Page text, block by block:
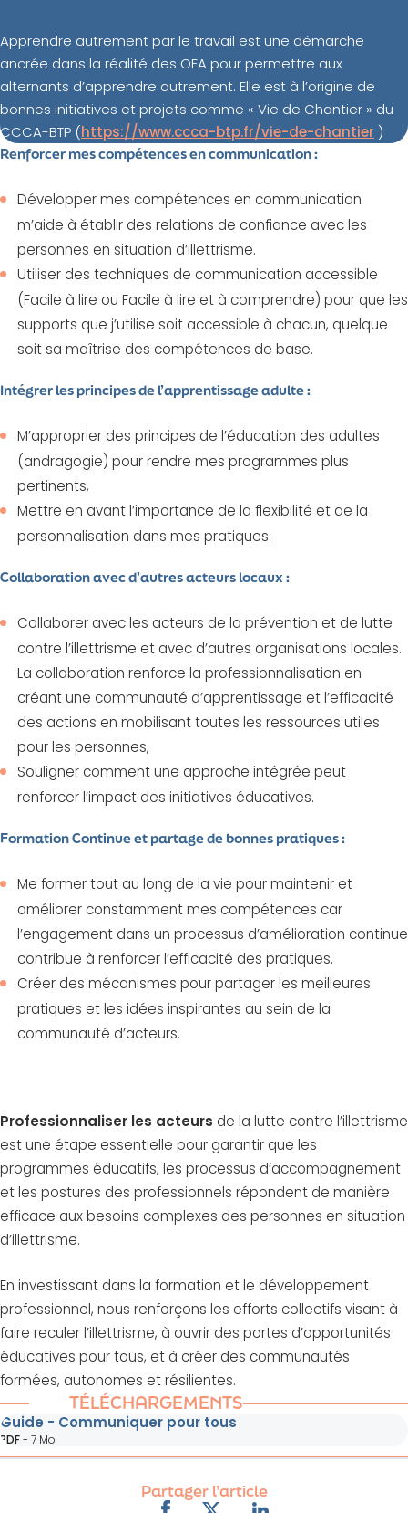
Apprendre autrement par le travail est une démarche
ancrée dans la réalité des OFA pour permettre aux
alternants d’apprendre autrement. Elle est à l’origine de
bonnes initiatives et projets comme « Vie de Chantier » du
CCCA-BTP (https://www.ccca-btp.fr/vie-de-chantier )
Renforcer mes compétences en communication :
Développer mes compétences en communication
m’aide à établir des relations de confiance avec les
personnes en situation d’illettrisme.
Utiliser des techniques de communication accessible
(Facile à lire ou Facile à lire et à comprendre) pour que les
supports que j’utilise soit accessible à chacun, quelque
soit sa maîtrise des compétences de base.
Intégrer les principes de l’apprentissage adulte :
M’approprier des principes de l’éducation des adultes
(andragogie) pour rendre mes programmes plus
pertinents,
Mettre en avant l’importance de la flexibilité et de la
personnalisation dans mes pratiques.
Collaboration avec d’autres acteurs locaux :
Collaborer avec les acteurs de la prévention et de lutte
contre l’illettrisme et avec d’autres organisations locales.
La collaboration renforce la professionnalisation en
créant une communauté d’apprentissage et l’efficacité
des actions en mobilisant toutes les ressources utiles
pour les personnes,
Souligner comment une approche intégrée peut
renforcer l’impact des initiatives éducatives.
Formation Continue et partage de bonnes pratiques :
Me former tout au long de la vie pour maintenir et
améliorer constamment mes compétences car
l’engagement dans un processus d’amélioration continue
contribue à renforcer l’efficacité des pratiques.
Créer des mécanismes pour partager les meilleures
pratiques et les idées inspirantes au sein de la
communauté d’acteurs.
Professionnaliser les acteurs de la lutte contre l’illettrisme
est une étape essentielle pour garantir que les
programmes éducatifs, les processus d’accompagnement
et les postures des professionnels répondent de manière
efficace aux besoins complexes des personnes en situation
d’illettrisme.
En investissant dans la formation et le développement
professionnel, nous renforçons les efforts collectifs visant à
faire reculer l’illettrisme, à ouvrir des portes d’opportunités
éducatives pour tous, et à créer des communautés
formées, autonomes et résilientes.
TÉLÉCHARGEMENTS
Guide - Communiquer pour tous
PDF- 7 Mo
Partager l’article